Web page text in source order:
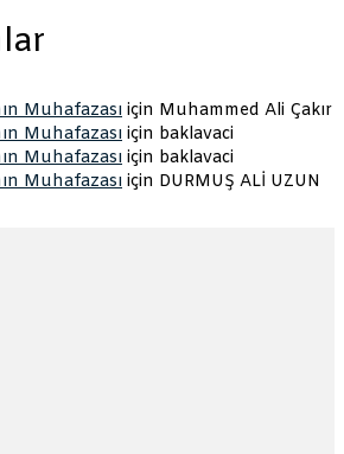
Muhafazası için Muhammed Ali Çakır
Muhafazası için baklavaci
Muhafazası için baklavaci
Muhafazası için DURMUŞ ALİ UZUN